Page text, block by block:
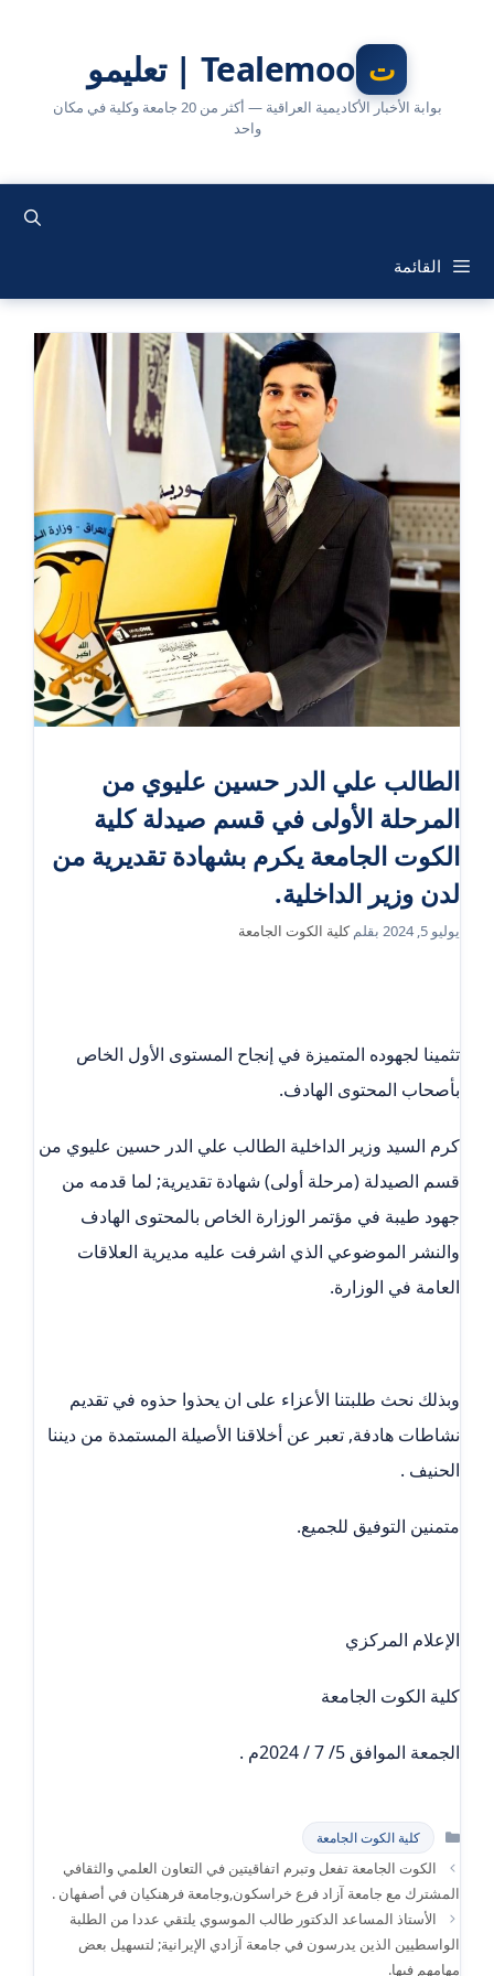
Tealemoo | تعليمو
بوابة الأخبار الأكاديمية العراقية — أكثر من 20 جامعة وكلية في مكان
واحد
القائمة
الطالب علي الدر حسين عليوي من
المرحلة الأولى في قسم صيدلة كلية
الكوت الجامعة يكرم بشهادة تقديرية من
لدن وزير الداخلية.
يوليو 5, 2024 بقلمكلية الكوت الجامعة
تثمينا لجهوده المتميزة في إنجاح المستوى الأول الخاص
بأصحاب المحتوى الهادف.
كرم السيد وزير الداخلية الطالب علي الدر حسين عليوي من
قسم الصيدلة (مرحلة أولى) شهادة تقديرية; لما قدمه من
جهود طيبة في مؤتمر الوزارة الخاص بالمحتوى الهادف
والنشر الموضوعي الذي اشرفت عليه مديرية العلاقات
العامة في الوزارة.
وبذلك نحث طلبتنا الأعزاء على ان يحذوا حذوه في تقديم
نشاطات هادفة, تعبر عن أخلاقنا الأصيلة المستمدة من ديننا
الحنيف .
متمنين التوفيق للجميع.
الإعلام المركزي
كلية الكوت الجامعة
الجمعة الموافق 5/ 7 / 2024م .
التصنيفات
كلية الكوت الجامعة
الكوت الجامعة تفعل وتبرم اتفاقيتين في التعاون العلمي والثقافي
المشترك مع جامعة آزاد فرع خراسكون,وجامعة فرهنكيان في أصفهان .
الأستاذ المساعد الدكتور طالب الموسوي يلتقي عددا من الطلبة
الواسطيين الذين يدرسون في جامعة آزادي الإيرانية; لتسهيل بعض
مهامهم فيها.